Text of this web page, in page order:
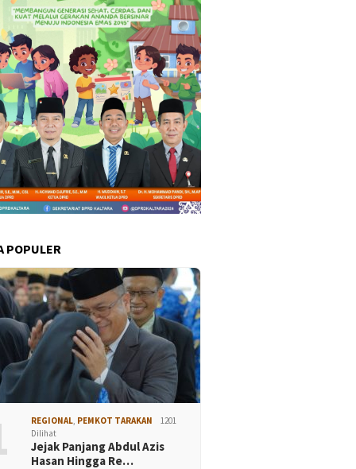
POPULER
REGIONAL PEMKOT TARAKAN
1201
Dilihat
Jejak Panjang Abdul Azis
Hasan Hingga Re…